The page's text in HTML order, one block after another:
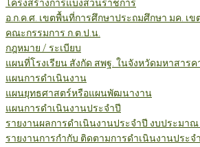
โครงสร้างการแบ่งส่วนราชการ
อ.ก.ค.ศ. เขตพื้นที่การศึกษาประถมศึกษา มค. เข
คณะกรรมการ ก.ต.ป.น.
กฎหมาย / ระเบียบ
แผนที่โรงเรียน สังกัด สพฐ. ในจังหวัดมหาสารค
แผนการดำเนินงาน
แผนยุทธศาสตร์หรือแผนพัฒนางาน
แผนการดำเนินงานประจำปี
รายงานผลการดำเนินงานประจำปี งบประมาณ
รายงานการกำกับ ติดตามการดำเนินงานประจ